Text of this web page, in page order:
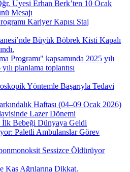
Üyesi Erhan Berk’ten 10 Ocak
Mesajı
Kariyer Kapısı Staj
Büyük Böbrek Kisti Kapalı
Programı" kapsamında 2025 yılı
planlama toplantısı
Yöntemle Başarıyla Tedavi
Haftası (04–09 Ocak 2026)
Lazer Dönemi
İlk Bebeği Dünyaya Geldi
Paletli Ambulanslar Görev
Sessizce Öldürüyor
Kas Ağrılarına Dikkat.